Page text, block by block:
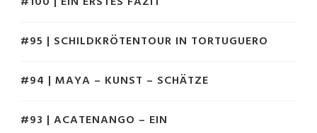
#95 | SCHILDKRÖTENTOUR IN TORTUGUERO
#94 | MAYA – KUNST – SCHÄTZE
#93 | ACATENANGO – EIN